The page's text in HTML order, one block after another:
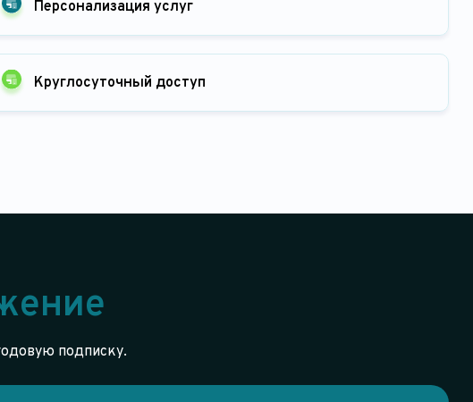
Персонализация услуг
Круглосуточный доступ
подписку.